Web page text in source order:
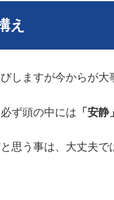
え
しますが今からが大
ず頭の中には 「安静」
思う事は、大丈夫で